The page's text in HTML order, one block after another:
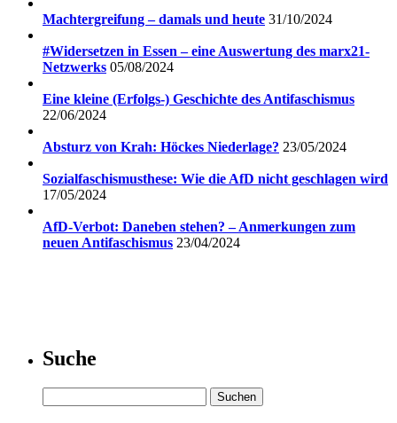
Machtergreifung – damals und heute 31/10/2024
#Widersetzen in Essen – eine Auswertung des marx21-
Netzwerks 05/08/2024
Eine kleine (Erfolgs-) Geschichte des Antifaschismus
22/06/2024
Absturz von Krah: Höckes Niederlage? 23/05/2024
Sozialfaschismusthese: Wie die AfD nicht geschlagen wird
17/05/2024
AfD-Verbot: Daneben stehen? – Anmerkungen zum
neuen Antifaschismus 23/04/2024
Suche
nach: